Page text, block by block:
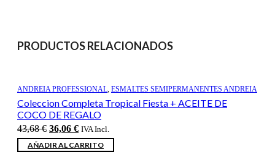
PRODUCTOS RELACIONADOS
ANDREIA PROFESSIONAL, ESMALTES SEMIPERMANENTES ANDREIA
Coleccion Completa Tropical Fiesta + ACEITE DE
COCO DE REGALO
43,68€ El
precio
original
36,06 €El
precio
actual
IVA Incl.
AÑADIR AL CARRITO